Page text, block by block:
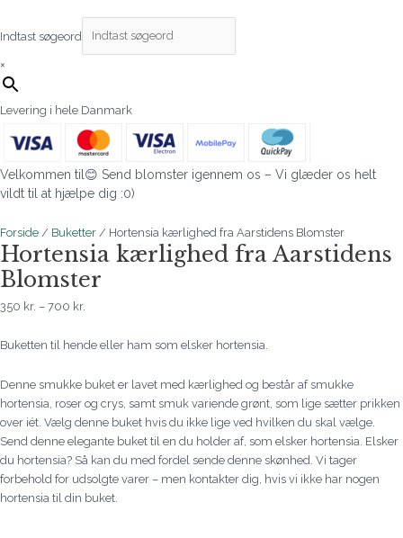
Indtast søgeord
×
Levering i hele Danmark
Velkommen til😊 Send blomster igennem os – Vi glæder os helt
vildt til at hjælpe dig :0)
Forside / Buketter / Hortensia kærlighed fra Aarstidens Blomster
Hortensia kærlighed fra Aarstidens
Blomster
350 kr. – 700 kr.
Buketten til hende eller ham som elsker hortensia.
Denne smukke buket er lavet med kærlighed og består af smukke
hortensia, roser og crys, samt smuk variende grønt, som lige sætter prikken
over iét. Vælg denne buket hvis du ikke lige ved hvilken du skal vælge.
Send denne elegante buket til en du holder af, som elsker hortensia. Elsker
du hortensia? Så kan du med fordel sende denne skønhed. Vi tager
forbehold for udsolgte varer – men kontakter dig, hvis vi ikke har nogen
hortensia til din buket.